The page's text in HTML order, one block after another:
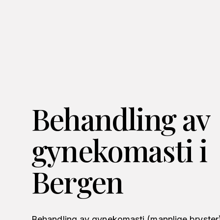
Behandling av
gynekomasti i
Bergen